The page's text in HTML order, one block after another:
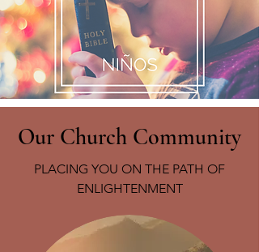
Our Church Community
PLACING YOU ON THE PATH OF
ENLIGHTENMENT